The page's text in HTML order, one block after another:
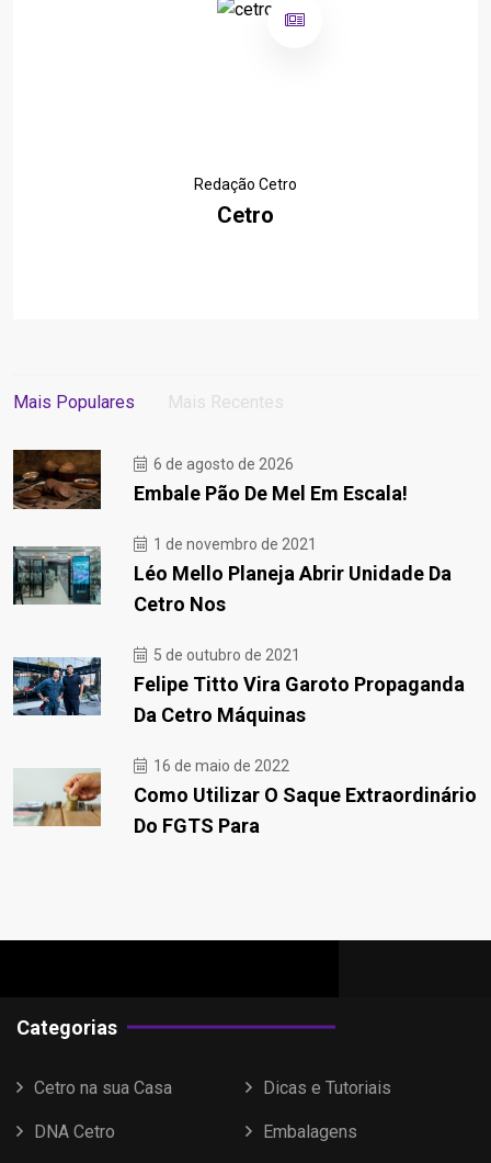
Redação Cetro
Cetro
Mais Populares Mais Recentes
6 de agosto de 2026
Embale Pão De Mel Em Escala!
1 de novembro de 2021
Léo Mello Planeja Abrir Unidade Da
Cetro Nos
5 de outubro de 2021
Felipe Titto Vira Garoto Propaganda
Da Cetro Máquinas
16 de maio de 2022
Como Utilizar O Saque Extraordinário
Do FGTS Para
Categorias
Cetro na sua Casa Dicas e Tutoriais
DNA Cetro Embalagens